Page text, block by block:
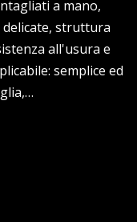
a mano,
struttura
all'usura e
semplice ed